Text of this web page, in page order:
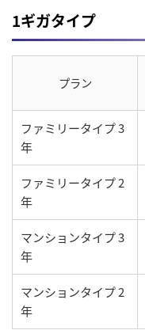
1ギガタイプ
プラン
ファミリータイプ 3
年
ファミリータイプ 2
年
マンションタイプ 3
年
マンションタイプ 2
年